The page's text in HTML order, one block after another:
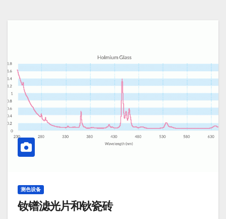
测色设备
钕镨滤光片和钬瓷砖